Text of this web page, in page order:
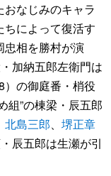
なじみのキャラ
ちによって復活す
忠相を勝村が演
加納五郎左衛門は
の御庭番・梢役
組”の棟梁・辰五郎
北島三郎、 堺正章
辰五郎は生瀬が引